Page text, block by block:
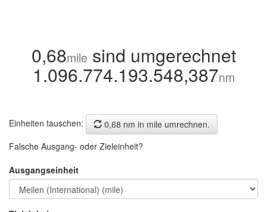
0,68mile sind umgerechnet
1.096.774.193.548,387nm
Einheiten tauschen:
0,68 nm in mile umrechnen.
Falsche Ausgang- oder Zieleinheit?
Ausgangseinheit